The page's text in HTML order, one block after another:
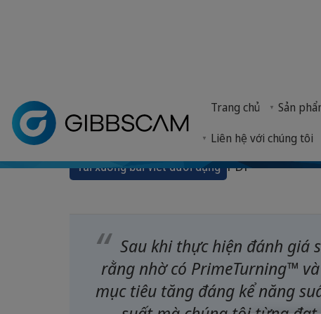
Trang chủ Sản
Liên hệ với chúng tôi
Trang chủ Câu chuyện của khách hàng >
MUT-Tschamber, một công ty chuyên về kỹ thuật
MUT-
PrimeTurning™ và
Tải xuống bài viết dưới dạng PDF
Sau khi thực hiện đánh giá
rằng nhờ có PrimeTurning™
mục tiêu tăng đáng kể năng